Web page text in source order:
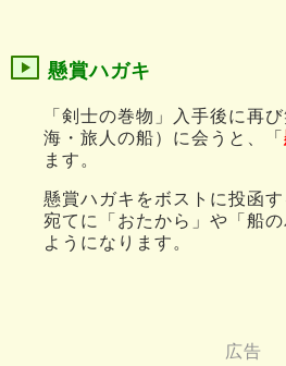
懸賞ハガキ
「剣士の巻物」入手後に再
海・旅人の船）に会うと、「
ます。
懸賞ハガキをボストに投函
宛てに「おたから」や「船
ようになります。